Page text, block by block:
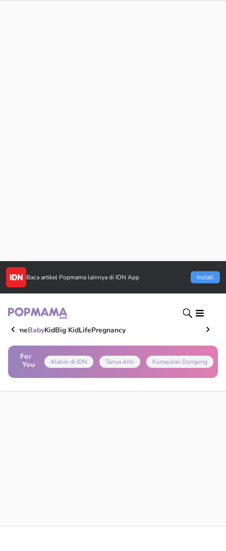
Baca artikel Popmama lainnya di IDN App Install
HomeBabyKidBig KidLifePregnancy
For
You
Iklanin di IDN Tanya Ahli Kumpulan Dongeng